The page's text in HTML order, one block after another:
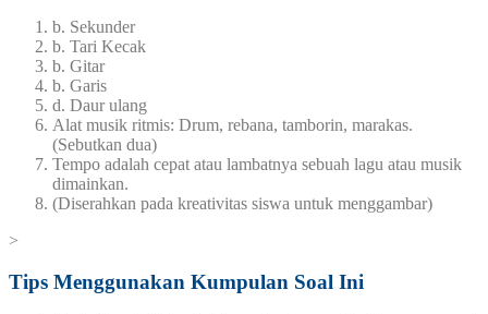
b. Sekunder
b. Tari Kecak
b. Gitar
b. Garis
d. Daur ulang
Alat musik ritmis: Drum, rebana, tamborin, marakas.
(Sebutkan dua)
Tempo adalah cepat atau lambatnya sebuah lagu atau musik
dimainkan.
(Diserahkan pada kreativitas siswa untuk menggambar)
>
Tips Menggunakan Kumpulan Soal Ini